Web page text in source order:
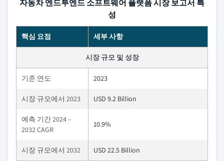
자동차 엔드투엔드 소프트웨어 플랫폼 시장 보고서 특
성
핵심 요점 세부 사항
시장 규모 및 성장
기준 연도 2023
시장 규모에서 2023 USD 9.2 Billion
예측 기간 2024 –
2032 CAGR
10.9%
시장 규모에서 2032 USD 22.5 Billion